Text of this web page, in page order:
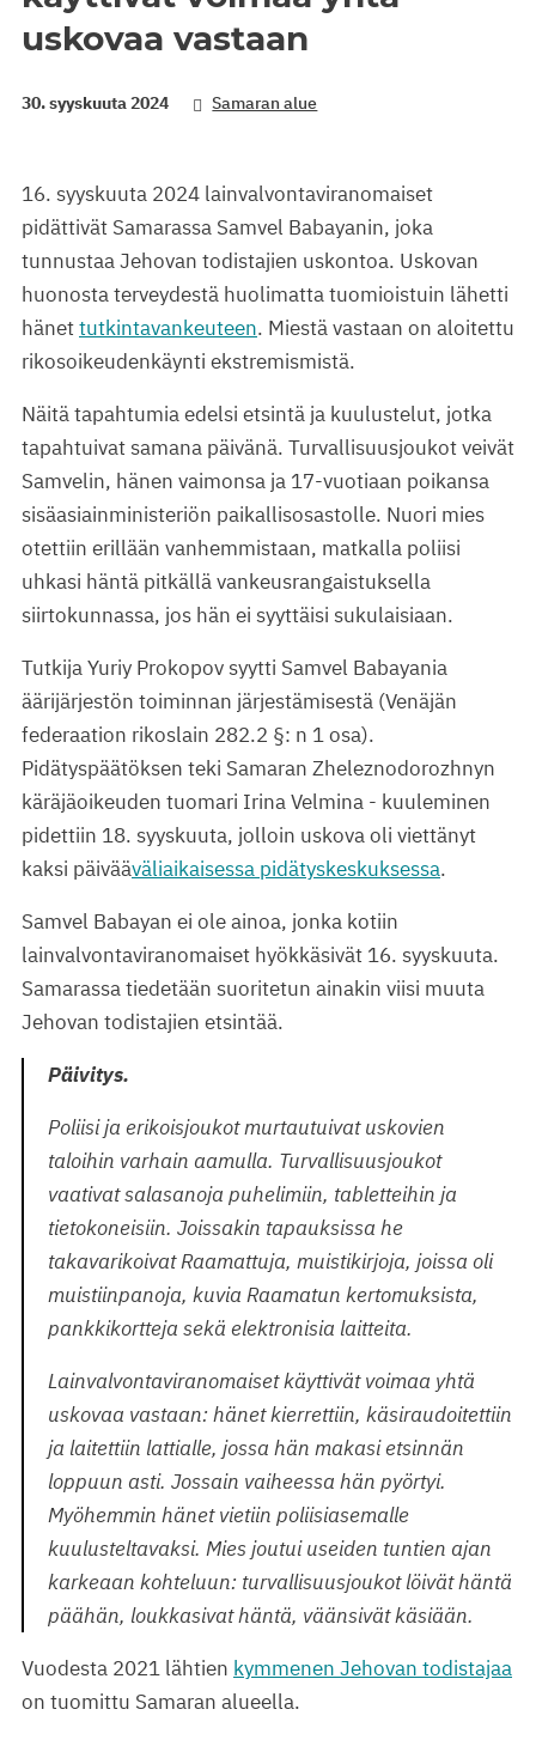
uskovaa vastaan
30. syyskuuta 2024 Samaran alue
16. syyskuuta 2024 lainvalvontaviranomaiset
pidättivät Samarassa Samvel Babayanin, joka
tunnustaa Jehovan todistajien uskontoa. Uskovan
huonosta terveydestä huolimatta tuomioistuin lähetti
hänettutkintavankeuteen. Miestä vastaan on aloitettu
rikosoikeudenkäynti ekstremismistä.
Näitä tapahtumia edelsi etsintä ja kuulustelut, jotka
tapahtuivat samana päivänä. Turvallisuusjoukot veivät
Samvelin, hänen vaimonsa ja 17-vuotiaan poikansa
sisäasiainministeriön paikallisosastolle. Nuori mies
otettiin erillään vanhemmistaan, matkalla poliisi
uhkasi häntä pitkällä vankeusrangaistuksella
siirtokunnassa, jos hän ei syyttäisi sukulaisiaan.
Tutkija Yuriy Prokopov syytti Samvel Babayania
äärijärjestön toiminnan järjestämisestä (Venäjän
federaation rikoslain 282.2 §: n 1 osa).
Pidätyspäätöksen teki Samaran Zheleznodorozhnyn
käräjäoikeuden tuomari Irina Velmina - kuuleminen
pidettiin 18. syyskuuta, jolloin uskova oli viettänyt
kaksi päivääväliaikaisessa pidätyskeskuksessa.
Samvel Babayan ei ole ainoa, jonka kotiin
lainvalvontaviranomaiset hyökkäsivät 16. syyskuuta.
Samarassa tiedetään suoritetun ainakin viisi muuta
Jehovan todistajien etsintää.
Päivitys.
Poliisi ja erikoisjoukot murtautuivat uskovien
taloihin varhain aamulla. Turvallisuusjoukot
vaativat salasanoja puhelimiin, tabletteihin ja
tietokoneisiin. Joissakin tapauksissa he
takavarikoivat Raamattuja, muistikirjoja, joissa oli
muistiinpanoja, kuvia Raamatun kertomuksista,
pankkikortteja sekä elektronisia laitteita.
Lainvalvontaviranomaiset käyttivät voimaa yhtä
uskovaa vastaan: hänet kierrettiin, käsiraudoitettiin
ja laitettiin lattialle, jossa hän makasi etsinnän
loppuun asti. Jossain vaiheessa hän pyörtyi.
Myöhemmin hänet vietiin poliisiasemalle
kuulusteltavaksi. Mies joutui useiden tuntien ajan
karkeaan kohteluun: turvallisuusjoukot löivät häntä
päähän, loukkasivat häntä, väänsivät käsiään.
Vuodesta 2021 lähtien kymmenen Jehovan todistajaa
on tuomittu Samaran alueella.